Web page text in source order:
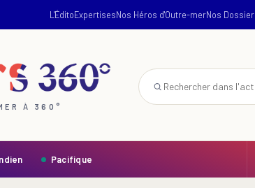
L'ÉditoExpertisesNos Héros d'Outre-merNos
À 360°
Pacifique